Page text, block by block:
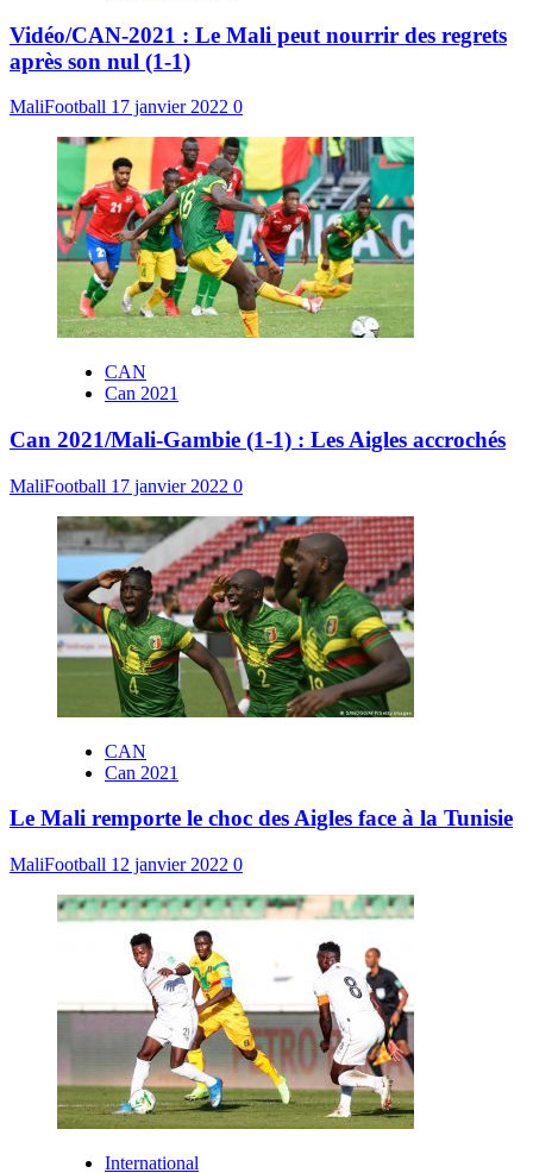
Vidéo/CAN-2021 : Le Mali peut nourrir des regrets
après son nul (1-1)
MaliFootball 17 janvier 2022 0
CAN
Can 2021
Can 2021/Mali-Gambie (1-1) : Les Aigles accrochés
MaliFootball 17 janvier 2022 0
CAN
Can 2021
Le Mali remporte le choc des Aigles face à la Tunisie
MaliFootball 12 janvier 2022 0
International